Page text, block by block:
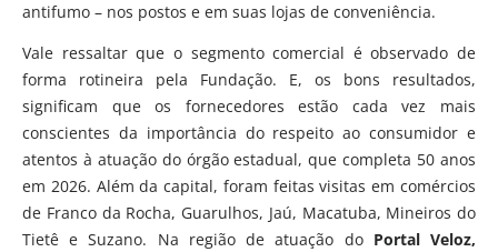
antifumo – nos postos e em suas lojas de conveniência.
Vale ressaltar que o segmento comercial é observado de
forma rotineira pela Fundação. E, os bons resultados,
significam que os fornecedores estão cada vez mais
conscientes da importância do respeito ao consumidor e
atentos à atuação do órgão estadual, que completa 50 anos
em 2026. Além da capital, foram feitas visitas em comércios
de Franco da Rocha, Guarulhos, Jaú, Macatuba, Mineiros do
Tietê e Suzano. Na região de atuação do Portal Veloz,